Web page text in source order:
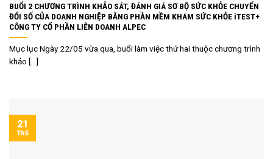
BUỔI 2 CHƯƠNG TRÌNH KHẢO SÁT, ĐÁNH GIÁ SƠ BỘ SỨC KHỎE CHUYỂN
ĐỔI SỐ CỦA DOANH NGHIỆP BẰNG PHẦN MỀM KHÁM SỨC KHỎE iTEST+
CÔNG TY CỔ PHẦN LIÊN DOANH ALPEC
Mục lục Ngày 22/05 vừa qua, buổi làm việc thứ hai thuộc chương trình
khảo [...]
21
Th5